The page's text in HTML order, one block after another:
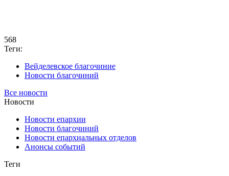
568
Теги:
Вейделевское благочиние
Новости благочиний
Все новости
Новости
Новости епархии
Новости благочиний
Новости епархиальных отделов
Анонсы событий
Теги